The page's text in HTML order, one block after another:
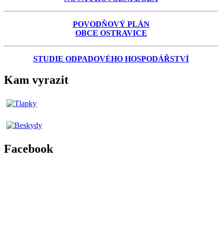
POVODŇOVÝ PLÁN
OBCE OSTRAVICE
STUDIE ODPADOVÉHO HOSPODÁŘSTVÍ
Kam vyrazit
Facebook